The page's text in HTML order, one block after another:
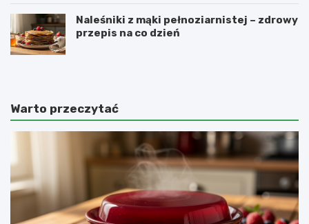
Naleśniki z mąki pełnoziarnistej – zdrowy
przepis na co dzień
Warto przeczytać